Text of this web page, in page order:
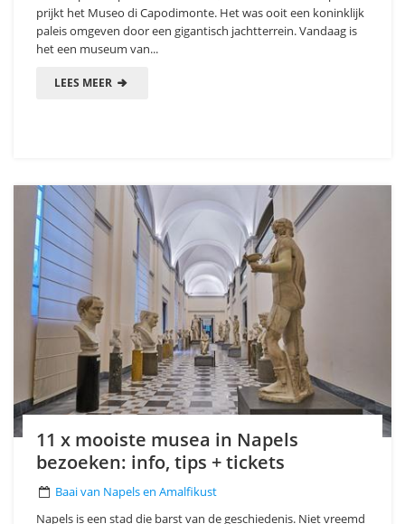
prijkt het Museo di Capodimonte. Het was ooit een koninklijk
paleis omgeven door een gigantisch jachtterrein. Vandaag is
het een museum van...
LEES MEER
11 x mooiste musea in Napels
bezoeken: info, tips + tickets
Baai van Napels en Amalfikust
Napels is een stad die barst van de geschiedenis. Niet vreemd